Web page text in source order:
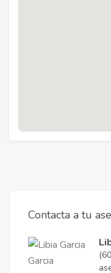
Contacta a tu